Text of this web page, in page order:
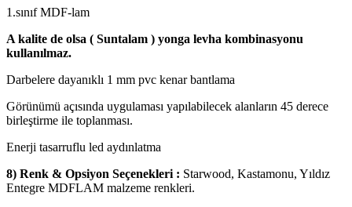
1.sınıf MDF-lam
A kalite de olsa ( Suntalam ) yonga levha kombinasyonu
kullanılmaz.
Darbelere dayanıklı 1 mm pvc kenar bantlama
Görünümü açısında uygulaması yapılabilecek alanların 45 derece
birleştirme ile toplanması.
Enerji tasarruflu led aydınlatma
8) Renk & Opsiyon Seçenekleri : Starwood, Kastamonu, Yıldız
Entegre MDFLAM malzeme renkleri.